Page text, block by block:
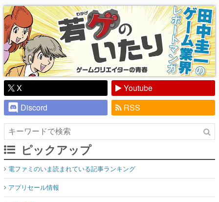
り】
X
Youtube
Discord
RSS
ピックアップ
電ファミのいま読まれている記事ランキング
アプリセール情報